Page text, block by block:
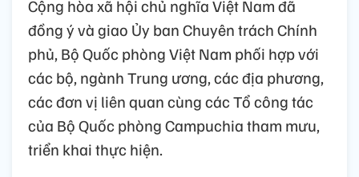
Cộng hòa xã hội chủ nghĩa Việt Nam đã
đồng ý và giao Ủy ban Chuyên trách Chính
phủ, Bộ Quốc phòng Việt Nam phối hợp với
các bộ, ngành Trung ương, các địa phương,
các đơn vị liên quan cùng các Tổ công tác
của Bộ Quốc phòng Campuchia tham mưu,
triển khai thực hiện.